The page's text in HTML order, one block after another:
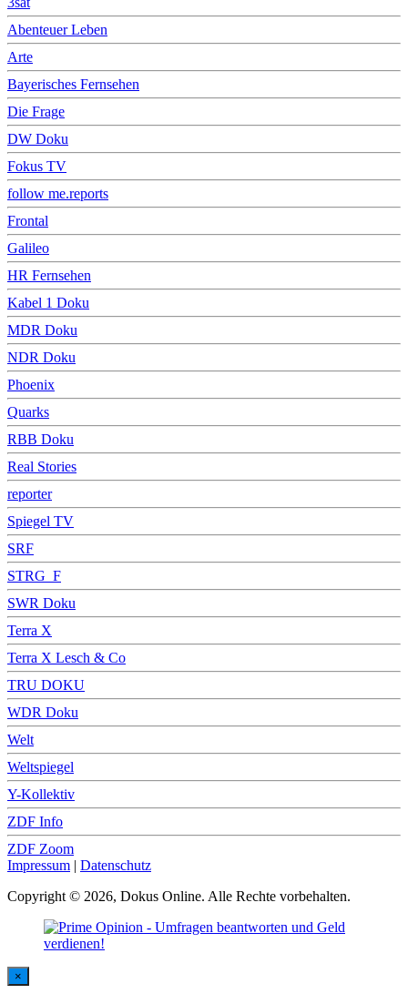
Abenteuer Leben
Arte
Bayerisches Fernsehen
Die Frage
DW Doku
Fokus TV
follow me.reports
Frontal
Galileo
HR Fernsehen
Kabel 1 Doku
MDR Doku
NDR Doku
Phoenix
Quarks
RBB Doku
Real Stories
reporter
Spiegel TV
SRF
STRG_F
SWR Doku
Terra X
Terra X Lesch & Co
TRU DOKU
WDR Doku
Welt
Weltspiegel
Y-Kollektiv
ZDF Info
ZDF Zoom
Impressum | Datenschutz
Copyright © 2026, Dokus Online. Alle Rechte vorbehalten.
×